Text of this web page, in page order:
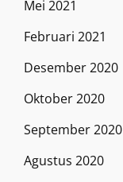
Mei 2021
Februari 2021
Desember 2020
Oktober 2020
September 2020
Agustus 2020